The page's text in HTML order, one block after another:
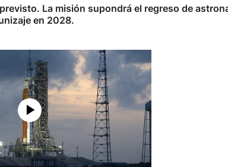
La misión supondrá el regreso de
en 2028.